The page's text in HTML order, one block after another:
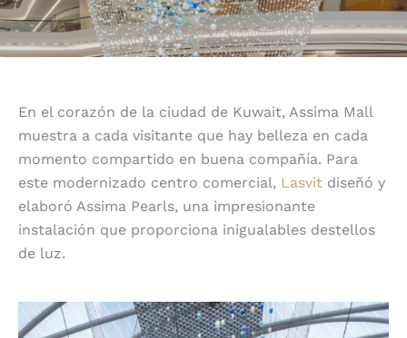
En el corazón de la ciudad de Kuwait, Assima Mall
muestra a cada visitante que hay belleza en cada
momento compartido en buena compañía. Para
este modernizado centro comercial, Lasvit diseñó y
elaboró Assima Pearls, una impresionante
instalación que proporciona inigualables destellos
de luz.